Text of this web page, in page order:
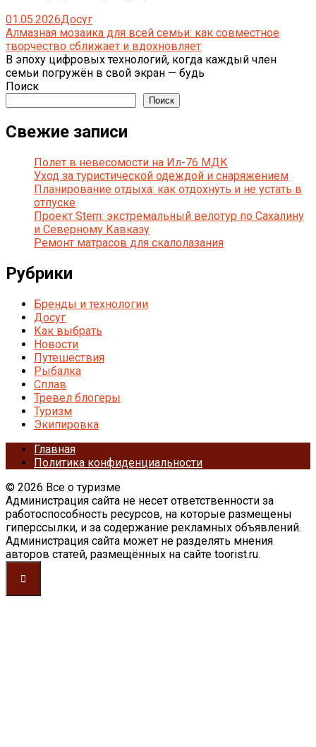
01.05.2026Досуг
Алмазная мозаика для всей семьи: как совместное
творчество сближает и вдохновляет
В эпоху цифровых технологий, когда каждый член
семьи погружён в свой экран — будь
Поиск
Поиск
Свежие записи
Полет в невесомости на Ил-76 МДК
Уход за туристической одеждой и снаряжением
Планирование отдыха: как отдохнуть и не устать в
отпуске
Проект Stern: экстремальный велотур по Сахалину
и Северному Кавказу
Ремонт матрасов для скалолазания
Рубрики
Бренды и технологии
Досуг
Как выбрать
Новости
Путешествия
Рыбалка
Сплав
Тревел блогеры
Туризм
Экипировка
Главная
Политика конфиденциальности
© 2026 Все о туризме
Администрация сайта не несет ответственности за
работоспособность ресурсов, на которые размещены
гиперссылки, и за содержание рекламных объявлений.
Администрация сайта может не разделять мнения
авторов статей, размещённых на сайте toorist.ru.